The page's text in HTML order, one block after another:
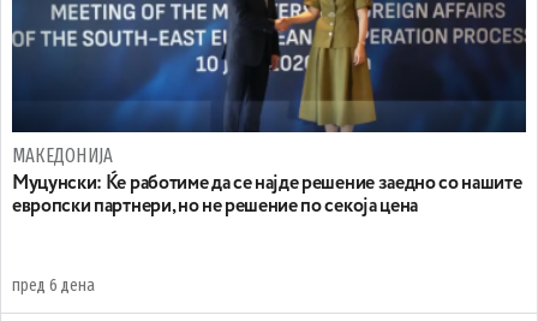
МАКЕДОНИЈА
Муцунски: Ќе работиме да се најде решение заедно со нашите
европски партнери, но не решение по секоја цена
пред 6 дена